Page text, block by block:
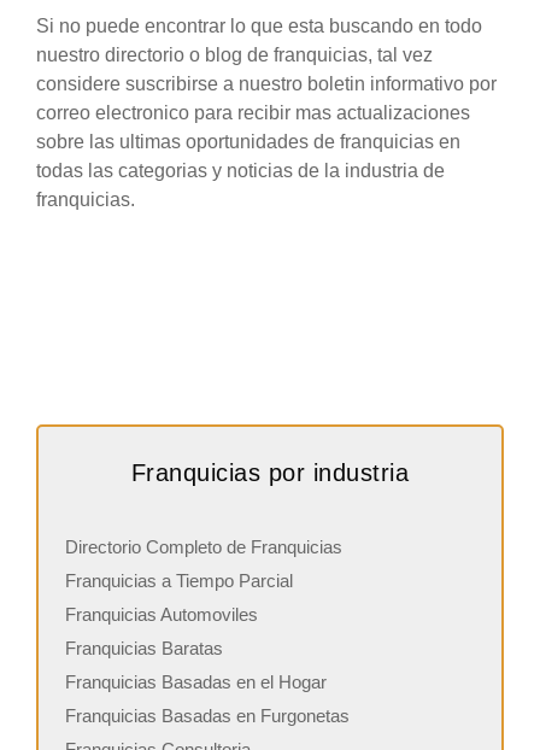
Si no puede encontrar lo que esta buscando en todo
nuestro directorio o blog de franquicias, tal vez
considere suscribirse a nuestro boletin informativo por
correo electronico para recibir mas actualizaciones
sobre las ultimas oportunidades de franquicias en
todas las categorias y noticias de la industria de
franquicias.
Franquicias por industria
Directorio Completo de Franquicias
Franquicias a Tiempo Parcial
Franquicias Automoviles
Franquicias Baratas
Franquicias Basadas en el Hogar
Franquicias Basadas en Furgonetas